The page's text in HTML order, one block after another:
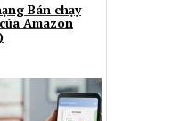
Bán chạy
Amazon